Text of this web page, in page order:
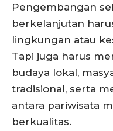
Pengembangan
berkelanjutan
lingkungan atau
Tapi juga harus
budaya lokal,
tradisional, serta
antara pariwisata
berkualitas.